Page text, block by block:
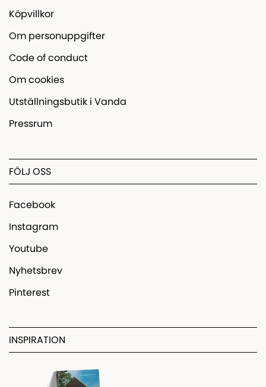
Köpvillkor
Om personuppgifter
Code of conduct
Om cookies
Utställningsbutik i Vanda
Pressrum
FÖLJ OSS
Facebook
Instagram
Youtube
Nyhetsbrev
Pinterest
INSPIRATION